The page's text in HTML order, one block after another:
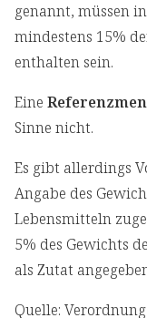
genannt, müssen
mindestens 15%
enthalten sein.
Eine
Sinne nicht.
Es gibt allerdings
Angabe des
Lebensmitteln
5% des Gewichts
als Zutat
Quelle: